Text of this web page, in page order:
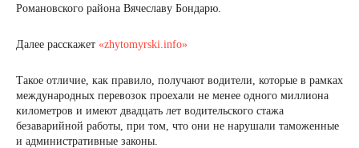
Романовского района Вячеславу Бондарю.
Далее расскажет «zhytomyrski.info»
Такое отличие, как правило, получают водители, которые в рамках
международных перевозок проехали не менее одного миллиона
километров и имеют двадцать лет водительского стажа
безаварийной работы, при том, что они не нарушали таможенные
и административные законы.